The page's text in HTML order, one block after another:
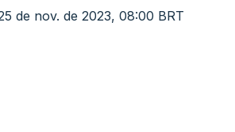
de nov. de 2023, 08:00 BRT